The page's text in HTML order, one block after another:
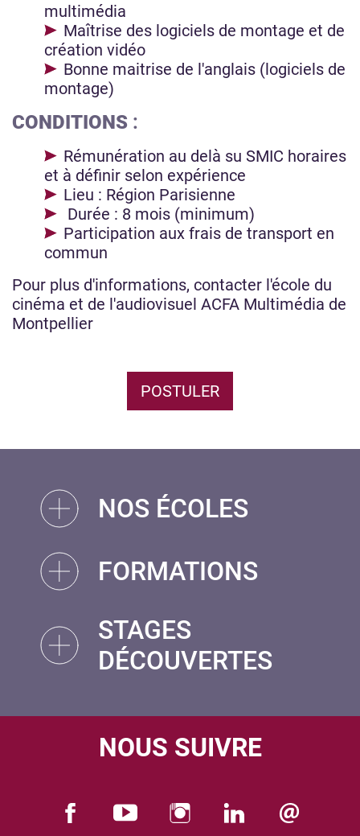
multimédia
Maîtrise des logiciels de montage et de
création vidéo
Bonne maitrise de l'anglais (logiciels de
montage)
CONDITIONS :
Rémunération au delà su SMIC horaires
et à définir selon expérience
Lieu : Région Parisienne
Durée : 8 mois (minimum)
Participation aux frais de transport en
commun
Pour plus d'informations, contacter l'école du
cinéma et de l'audiovisuel ACFA Multimédia de
Montpellier
POSTULER
NOS ÉCOLES
FORMATIONS
STAGES
DÉCOUVERTES
NOUS SUIVRE